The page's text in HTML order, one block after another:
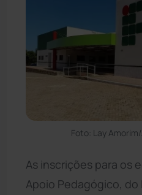
Foto: Lay
As inscrições para os
Apoio Pedagógico, do